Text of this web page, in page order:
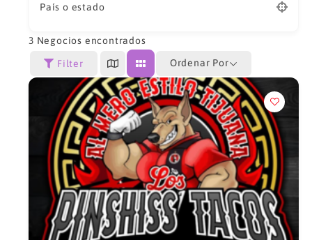
País o estado
3 Negocios encontrados
Filter Ordenar Por